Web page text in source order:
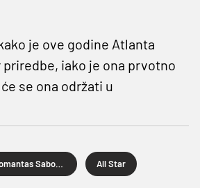
je ove godine Atlanta
iako je ona prvotno
se ona održati u
All Star